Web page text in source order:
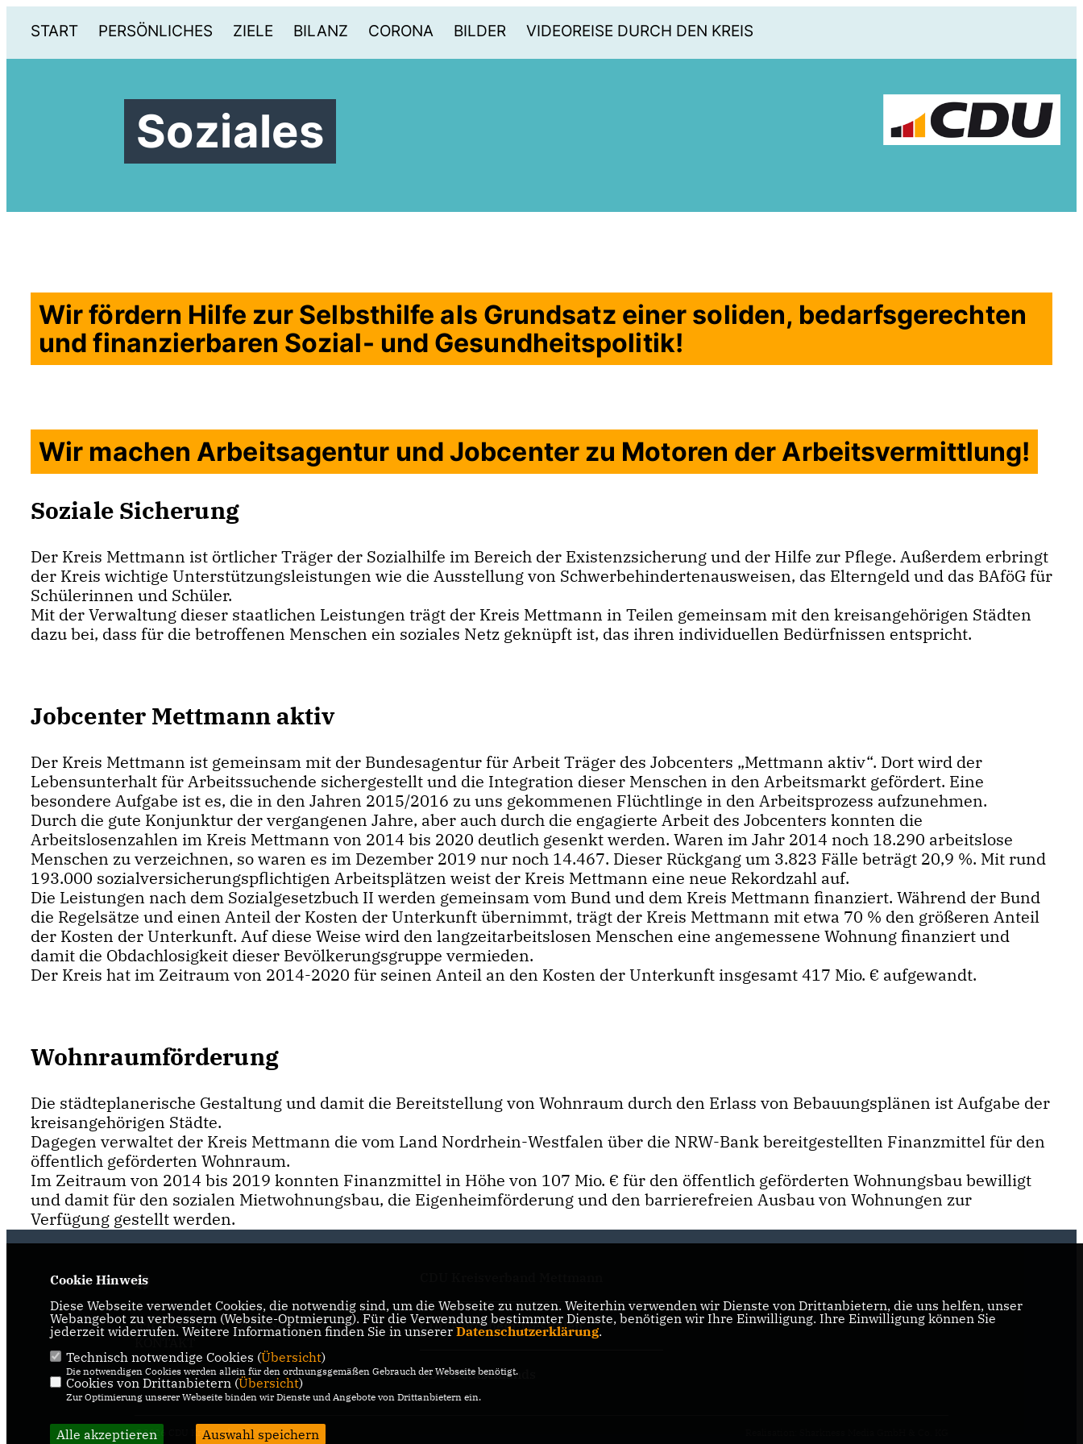
START PERSÖNLICHES ZIELE BILANZ CORONA BILDER VIDEOREISE DURCH DEN KREIS
Soziales
Wir fördern Hilfe zur Selbsthilfe als Grundsatz einer soliden, bedarfsgerechten
und finanzierbaren Sozial- und Gesundheitspolitik!
Wir machen Arbeitsagentur und Jobcenter zu Motoren der Arbeitsvermittlung!
Soziale Sicherung
Der Kreis Mettmann ist örtlicher Träger der Sozialhilfe im Bereich der Existenzsicherung und der Hilfe zur Pflege. Außerdem erbringt
der Kreis wichtige Unterstützungsleistungen wie die Ausstellung von Schwerbehindertenausweisen, das Elterngeld und das BAföG für
Schülerinnen und Schüler.
Mit der Verwaltung dieser staatlichen Leistungen trägt der Kreis Mettmann in Teilen gemeinsam mit den kreisangehörigen Städten
dazu bei, dass für die betroffenen Menschen ein soziales Netz geknüpft ist, das ihren individuellen Bedürfnissen entspricht.
Jobcenter Mettmann aktiv
Der Kreis Mettmann ist gemeinsam mit der Bundesagentur für Arbeit Träger des Jobcenters „Mettmann aktiv“. Dort wird der
Lebensunterhalt für Arbeitssuchende sichergestellt und die Integration dieser Menschen in den Arbeitsmarkt gefördert. Eine
besondere Aufgabe ist es, die in den Jahren 2015/2016 zu uns gekommenen Flüchtlinge in den Arbeitsprozess aufzunehmen.
Durch die gute Konjunktur der vergangenen Jahre, aber auch durch die engagierte Arbeit des Jobcenters konnten die
Arbeitslosenzahlen im Kreis Mettmann von 2014 bis 2020 deutlich gesenkt werden. Waren im Jahr 2014 noch 18.290 arbeitslose
Menschen zu verzeichnen, so waren es im Dezember 2019 nur noch 14.467. Dieser Rückgang um 3.823 Fälle beträgt 20,9 %. Mit rund
193.000 sozialversicherungspflichtigen Arbeitsplätzen weist der Kreis Mettmann eine neue Rekordzahl auf.
Die Leistungen nach dem Sozialgesetzbuch II werden gemeinsam vom Bund und dem Kreis Mettmann finanziert. Während der Bund
die Regelsätze und einen Anteil der Kosten der Unterkunft übernimmt, trägt der Kreis Mettmann mit etwa 70 % den größeren Anteil
der Kosten der Unterkunft. Auf diese Weise wird den langzeitarbeitslosen Menschen eine angemessene Wohnung finanziert und
damit die Obdachlosigkeit dieser Bevölkerungsgruppe vermieden.
Der Kreis hat im Zeitraum von 2014-2020 für seinen Anteil an den Kosten der Unterkunft insgesamt 417 Mio. € aufgewandt.
Wohnraumförderung
Die städteplanerische Gestaltung und damit die Bereitstellung von Wohnraum durch den Erlass von Bebauungsplänen ist Aufgabe der
kreisangehörigen Städte.
Dagegen verwaltet der Kreis Mettmann die vom Land Nordrhein-Westfalen über die NRW-Bank bereitgestellten Finanzmittel für den
öffentlich geförderten Wohnraum.
Im Zeitraum von 2014 bis 2019 konnten Finanzmittel in Höhe von 107 Mio. € für den öffentlich geförderten Wohnungsbau bewilligt
und damit für den sozialen Mietwohnungsbau, die Eigenheimförderung und den barrierefreien Ausbau von Wohnungen zur
Verfügung gestellt werden.
IMPRESSUM
DATENSCHUTZ
CDU Nordrhein-Westfalen
CDU Deutschlands
@2026 CDU Kreisverband Mettmann
Cookie Hinweis
Diese Webseite verwendet Cookies, die notwendig sind, um die Webseite zu nutzen. Weiterhin verwenden wir Dienste von Drittanbietern, die uns helfen, unser
Webangebot zu verbessern (Website-Optmierung). Für die Verwendung bestimmter Dienste, benötigen wir Ihre Einwilligung. Ihre Einwilligung können Sie
jederzeit widerrufen. Weitere Informationen finden Sie in unserer Datenschutzerklärung.
Technisch notwendige Cookies (Übersicht)
Die notwendigen Cookies werden allein für den ordnungsgemäßen Gebrauch der Webseite benötigt.
Cookies von Drittanbietern (Übersicht)
Zur Optimierung unserer Webseite binden wir Dienste und Angebote von Drittanbietern ein.
Alle akzeptieren Auswahl speichern